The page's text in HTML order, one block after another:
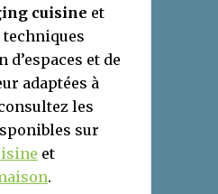
cuisine et
d’espaces et de
adaptées à
les
sur
et
.